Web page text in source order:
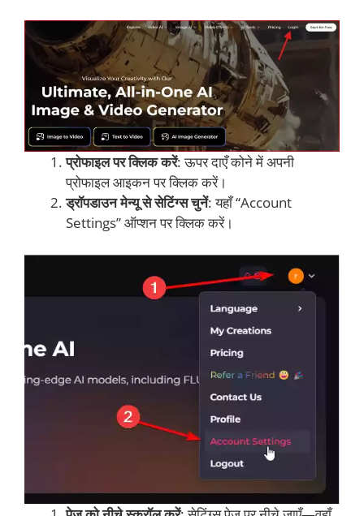
प्रोफाइल पर क्लिक करें: ऊपर दाएँ कोने में अपनी
प्रोफाइल आइकन पर क्लिक करें।
ड्रॉपडाउन मेन्यू से सेटिंग्स चुनें: यहाँ “Account
Settings” ऑप्शन पर क्लिक करें।